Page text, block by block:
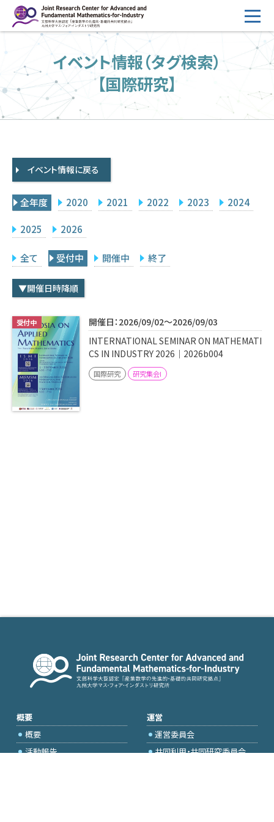
ン
へ
ス
キ
HOME
概要
運営
2026年度公募
採択研究・報告書一覧
イベント情報
研究代表者専用 委員専用
学内専用
Q&A
アクセス・お問合せ
メルマガ
イベント情報（タグ検索）
【国際研究】
イベント情報に戻る
全年度 2020 2021 2022 2023 2024
2025 2026
全て 受付中 開催中 終了
▼開催日時降順
開催日：2026/09/02～2026/09/03
INTERNATIONAL SEMINAR ON MATHEMATI
CS IN INDUSTRY 2026｜2026b004
国際研究 研究集会I
概要
概要
活動報告
運営
運営委員会
共同利用・共同研究委員会